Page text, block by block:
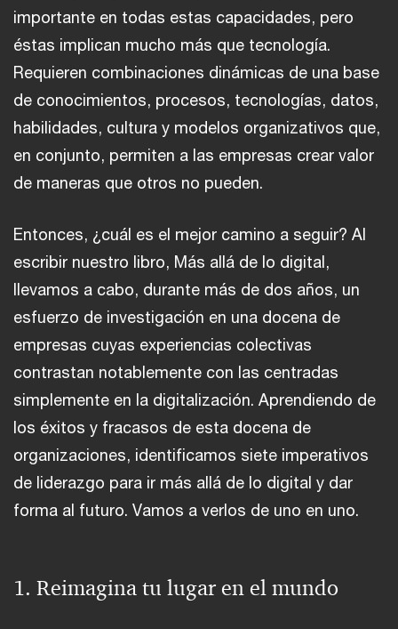
importante en todas estas capacidades, pero
éstas implican mucho más que tecnología.
Requieren combinaciones dinámicas de una base
de conocimientos, procesos, tecnologías, datos,
habilidades, cultura y modelos organizativos que,
en conjunto, permiten a las empresas crear valor
de maneras que otros no pueden.
Entonces, ¿cuál es el mejor camino a seguir? Al
escribir nuestro libro, Más allá de lo digital,
llevamos a cabo, durante más de dos años, un
esfuerzo de investigación en una docena de
empresas cuyas experiencias colectivas
contrastan notablemente con las centradas
simplemente en la digitalización. Aprendiendo de
los éxitos y fracasos de esta docena de
organizaciones, identificamos siete imperativos
de liderazgo para ir más allá de lo digital y dar
forma al futuro. Vamos a verlos de uno en uno.
1. Reimagina tu lugar en el mundo